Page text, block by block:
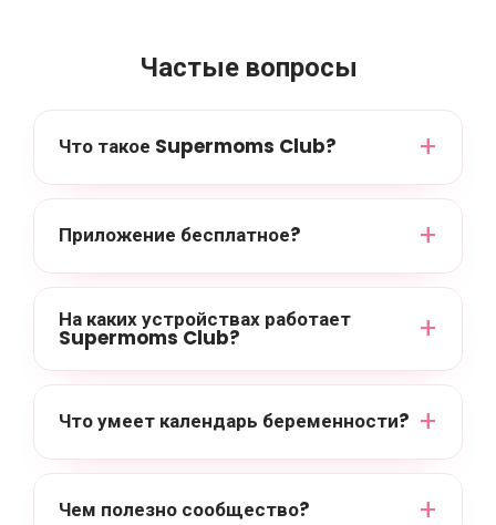
Частые вопросы
Что такое Supermoms Club?
Приложение бесплатное?
На каких устройствах работает
Supermoms Club?
Что умеет календарь беременности?
Чем полезно сообщество?